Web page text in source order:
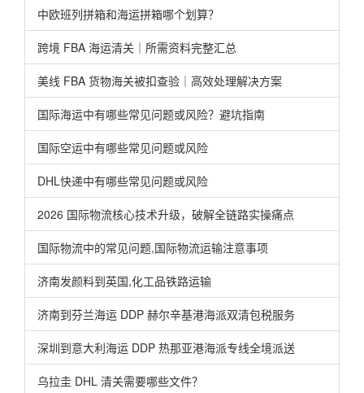
中欧班列拼箱和海运拼箱哪个划算？
跨境 FBA 海运清关｜所需资料完整汇总
美线 FBA 货物海关被扣查验｜高效处理解决方案
国际海运中有哪些常见问题或风险？避坑指南
国际空运中有哪些常见问题或风险
DHL快递中有哪些常见问题或风险
2026 国际物流核心技术升级，破解全链路实操痛点
国际物流中的常见问题,国际物流运输注意事项
济南发颜料到英国,化工品铁路运输
济南到芬兰海运 DDP 赫尔辛基港海派双清包税服务
深圳到意大利海运 DDP 热那亚港海派专线全境派送
乌拉圭 DHL 清关需要哪些文件？